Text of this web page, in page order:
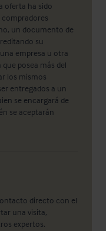
oferta ha sido
compradores
un documento de
su
empresa u otra
posea más del
los mismos
entregados a un
se encargará de
se aceptarán
directo con el
una visita,
expertos.